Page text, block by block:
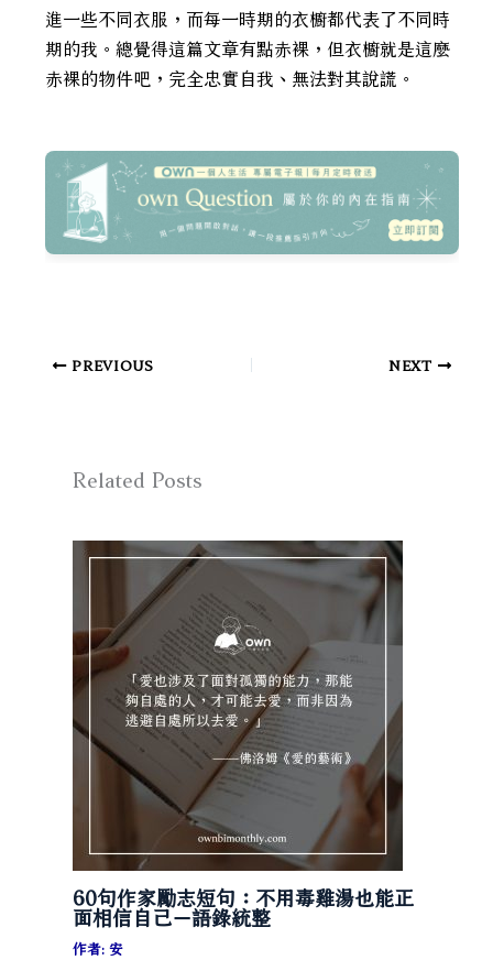
進一些不同衣服，而每一時期的衣櫥都代表了不同時
期的我。總覺得這篇文章有點赤裸，但衣櫥就是這麼
赤裸的物件吧，完全忠實自我、無法對其說謊。
PREVIOUS NEXT
Related Posts
60句作家勵志短句：不用毒雞湯也能正
面相信自己－語錄統整
作者:安